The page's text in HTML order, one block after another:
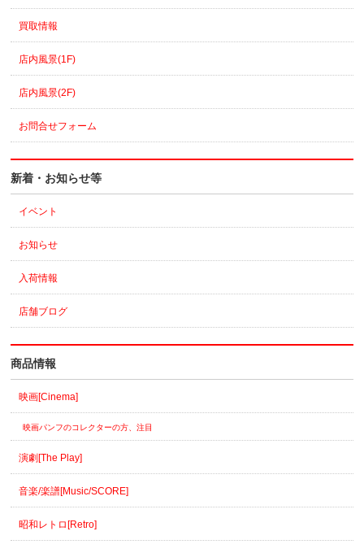
買取情報
店内風景(1F)
店内風景(2F)
お問合せフォーム
新着・お知らせ等
イベント
お知らせ
入荷情報
店舗ブログ
商品情報
映画[Cinema]
映画パンフのコレクターの方、注目
演劇[The Play]
音楽/楽譜[Music/SCORE]
昭和レトロ[Retro]